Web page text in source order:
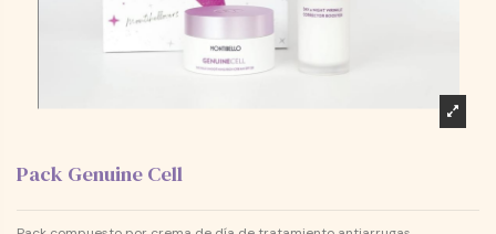
Pack Genuine Cell